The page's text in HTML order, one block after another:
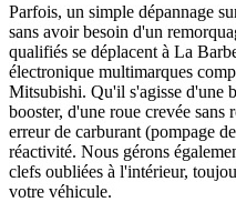
Parfois, un simple dépannage
sans avoir besoin d'un
qualifiés se déplacent à La
électronique multimarques
Mitsubishi. Qu'il s'agisse d'une
booster, d'une roue crevée
erreur de carburant (pompage
réactivité. Nous gérons
clefs oubliées à l'intérieur,
votre véhicule.